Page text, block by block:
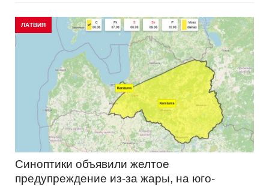
ЛАТВИЯ
Синоптики объявили желтое
предупреждение из-за жары, на юго-